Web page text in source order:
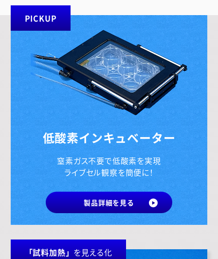
PICKUP
低酸素インキュベーター
窒素ガス不要で低酸素を実現
ライブセル観察を簡便に！
製品詳細を見る
「試料加熱」 を見える化